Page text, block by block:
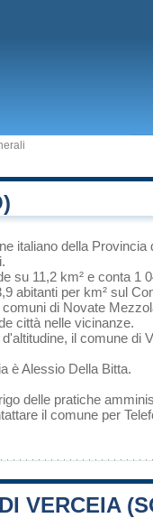
italiano della Provincia
su 11,2 km² e conta 1
abitanti per km² sul
di Novate
città nelle vicinanze.
il comune di
è Alessio Della Bitta.
delle pratiche
il comune per
VERCEIA